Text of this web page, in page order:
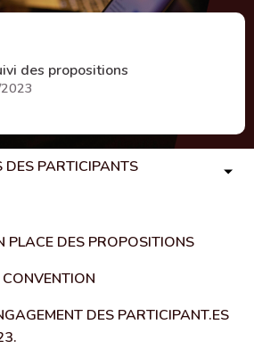
des propositions
DES PARTICIPANTS
PLACE DES PROPOSITIONS
DES PARTICIPANT.ES